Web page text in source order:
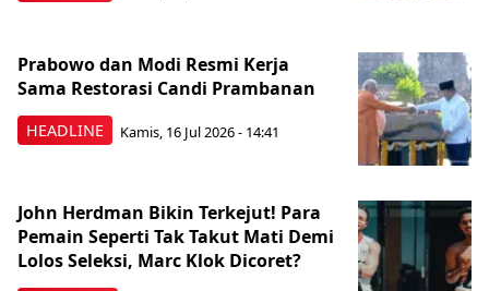
HEADLINE
Prabowo dan Modi Resmi Kerja
Sama Restorasi Candi Prambanan
Kamis, 16 Jul 2026 - 14:41
John Herdman Bikin Terkejut! Para
Pemain Seperti Tak Takut Mati Demi
Lolos Seleksi, Marc Klok Dicoret?